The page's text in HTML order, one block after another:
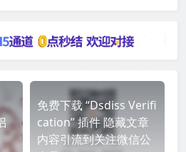
免费下载 “Dsdiss Verifi
cation” 插件 隐藏文章
内容引流到关注微信公